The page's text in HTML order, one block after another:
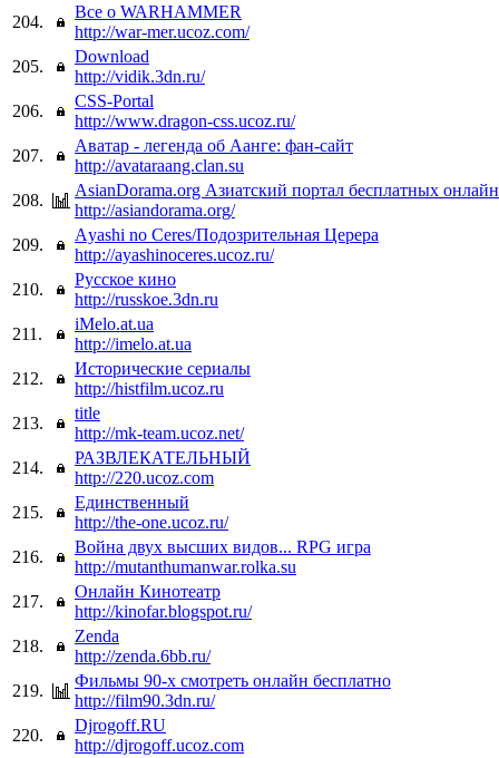
204.
Все о WARHAMMER
http://war-mer.ucoz.com/
205.
Download
http://vidik.3dn.ru/
206.
CSS-Portal
http://www.dragon-css.ucoz.ru/
207.
Аватар - легенда об Аанге: фан-сайт
http://avataraang.clan.su
208.
AsianDorama.org Азиатский портал бесплатных
http://asiandorama.org/
209.
Аyashi no Сeres/Подозрительная Церера
http://ayashinoceres.ucoz.ru/
210.
Русское кино
http://russkoe.3dn.ru
211.
iMelo.at.ua
http://imelo.at.ua
212.
Исторические сериалы
http://histfilm.ucoz.ru
213.
title
http://mk-team.ucoz.net/
214.
РАЗВЛЕКАТЕЛЬНЫЙ
http://220.ucoz.com
215.
Единственный
http://the-one.ucoz.ru/
216.
Война двух высших видов... RPG игра
http://mutanthumanwar.rolka.su
217.
Онлайн Кинотеатр
http://kinofar.blogspot.ru/
218.
Zenda
http://zenda.6bb.ru/
219.
Фильмы 90-х смотреть онлайн бесплатно
http://film90.3dn.ru/
220.
Djrogoff.RU
http://djrogoff.ucoz.com